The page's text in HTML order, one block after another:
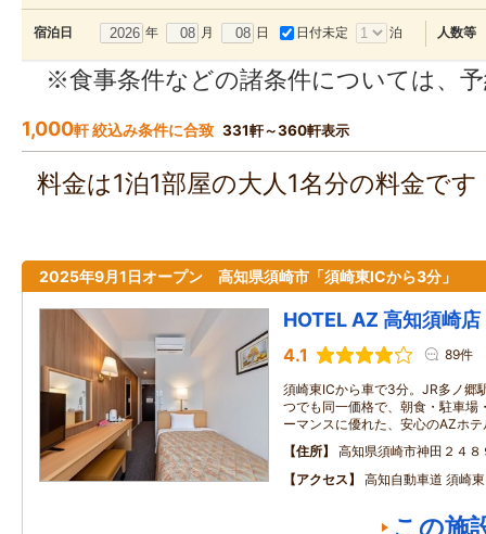
宿泊日 年 月 日 日付未定 泊 人数等
※食事条件などの諸条件については、
1,000軒 絞込み条件に合致 331軒～360軒表示
料金は1泊1部屋の大人1名分の料金で
2025年9月1日オープン 高知県須崎市「須崎東ICから3分」
HOTEL AZ 高知須崎店
4.1 89件
須崎東ICから車で3分。JR多ノ郷
つでも同一価格で、朝食・駐車場
ーマンスに優れた、安心のAZホ
住所
高知県須崎市神田２４８
アクセス
高知自動車道 須崎
この施